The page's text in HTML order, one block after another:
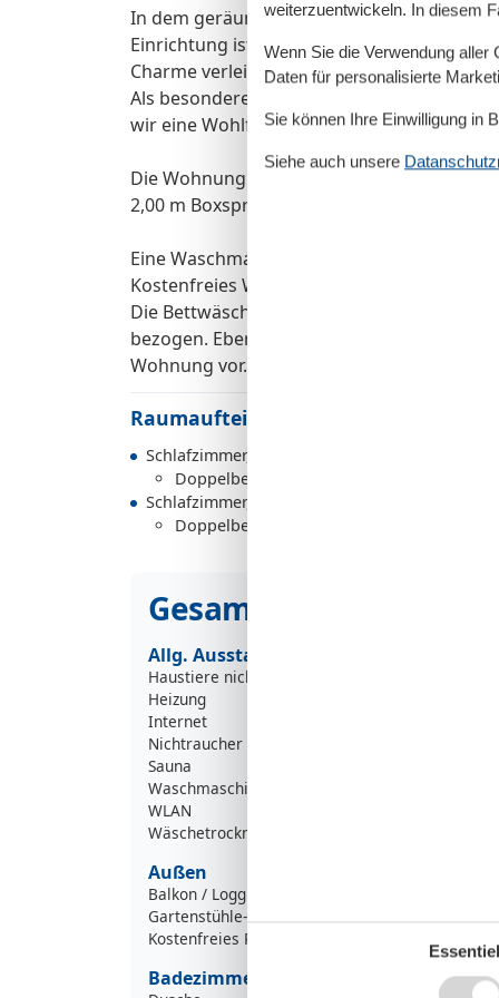
In dem geräumigen und gut gestalteten
Einrichtung ist ein gelungener Mix aus
Charme verleiht.
Als besondere Dreingabe gibt es noch eine
wir eine Wohlfühlatmosphäre geschaffen,
Die Wohnung Elisabeth verfügt über zwei
2,00 m Boxspringbett.
Eine Waschmaschine, Trockner steht allen
Kostenfreies WLAN ist ebenfalls vorhanden.
Die Bettwäsche ist im Preis inklusive und
bezogen. Ebenso finden Sie bei Ihrer
Wohnung vor.
Raumaufteilung
Schlafzimmer, 2 Personen
Doppelbett - Size: 151-180 cm
Schlafzimmer, 2 Personen
Doppelbett - Size: 151-180 cm
Gesamte Ausstattung
Allg. Ausstattung
Haustiere nicht erlaubt
Heizung
Internet
Nichtraucher
Sauna
Waschmaschine
WLAN
Wäschetrockner
Außen
Balkon / Loggia
Gartenstühle-/liegen
Kostenfreies Parken
Badezimmer
weiterzuentwickeln. In diesem
Wenn Sie die Verwendung
Daten für personalisierte
Sie können Ihre Einwilligung in
Siehe auch unsere